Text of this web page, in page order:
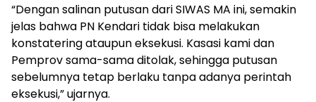
“Dengan salinan putusan dari SIWAS MA ini, semakin
jelas bahwa PN Kendari tidak bisa melakukan
konstatering ataupun eksekusi. Kasasi kami dan
Pemprov sama-sama ditolak, sehingga putusan
sebelumnya tetap berlaku tanpa adanya perintah
eksekusi,” ujarnya.